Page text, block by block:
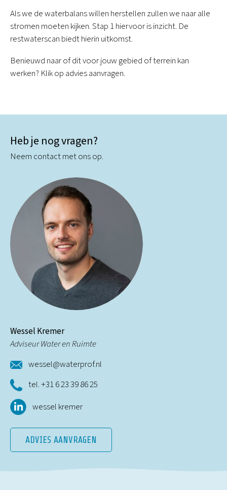
Als we de waterbalans willen herstellen zullen we naar alle
stromen moeten kijken. Stap 1 hiervoor is inzicht. De
restwaterscan biedt hierin uitkomst.
Benieuwd naar of dit voor jouw gebied of terrein kan
werken? Klik op advies aanvragen.
Heb je nog vragen?
Neem contact met ons op.
Wessel Kremer
Adviseur Water en Ruimte
wessel@waterprof.nl
tel. +31 6 23 39 86 25
wessel kremer
ADVIES AANVRAGEN